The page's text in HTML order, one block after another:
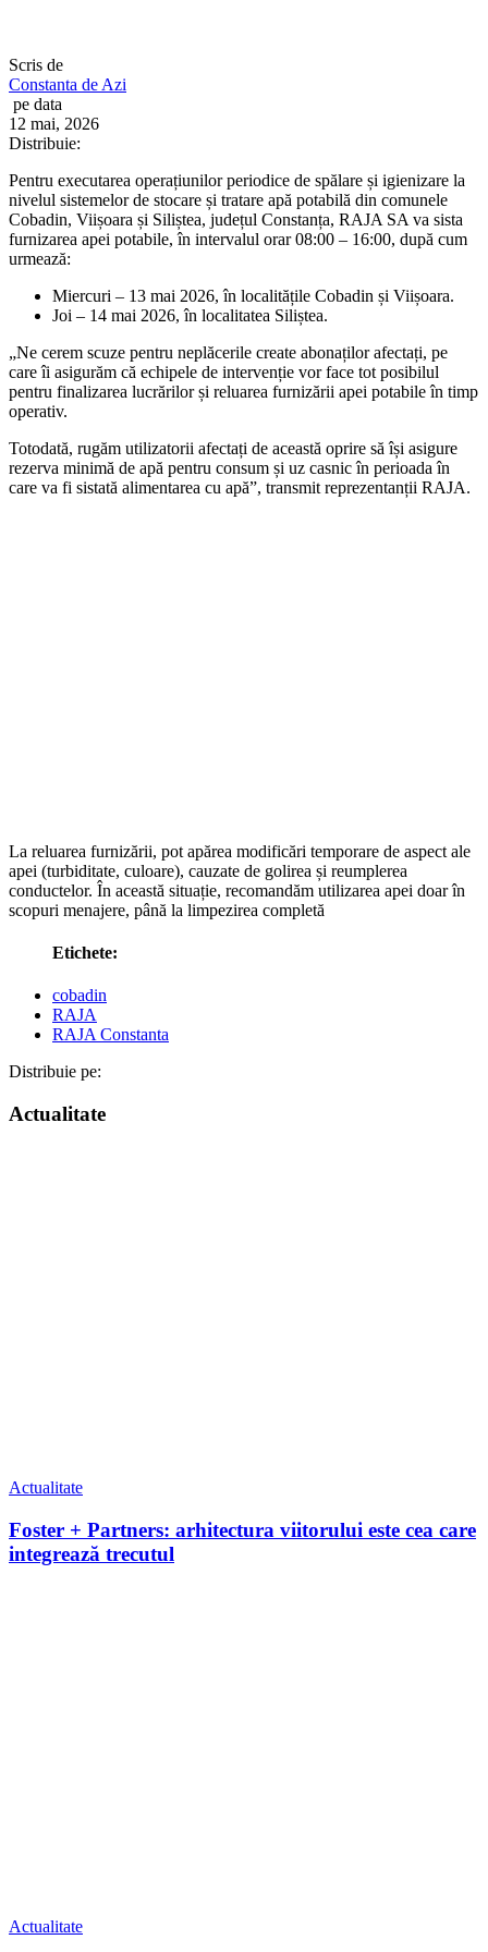
Scris de
Constanta de Azi
pe data
12 mai, 2026
Distribuie:
Pentru executarea operațiunilor periodice de spălare și igienizare la
nivelul sistemelor de stocare și tratare apă potabilă din comunele
Cobadin, Viișoara și Siliștea, județul Constanța, RAJA SA va sista
furnizarea apei potabile, în intervalul orar 08:00 – 16:00, după cum
urmează:
Miercuri – 13 mai 2026, în localitățile Cobadin și Viișoara.
Joi – 14 mai 2026, în localitatea Siliștea.
„Ne cerem scuze pentru neplăcerile create abonaților afectați, pe
care îi asigurăm că echipele de intervenție vor face tot posibilul
pentru finalizarea lucrărilor și reluarea furnizării apei potabile în timp
operativ.
Totodată, rugăm utilizatorii afectați de această oprire să își asigure
rezerva minimă de apă pentru consum și uz casnic în perioada în
care va fi sistată alimentarea cu apă”, transmit reprezentanții RAJA.
La reluarea furnizării, pot apărea modificări temporare de aspect ale
apei (turbiditate, culoare), cauzate de golirea și reumplerea
conductelor. În această situație, recomandăm utilizarea apei doar în
scopuri menajere, până la limpezirea completă
Etichete:
cobadin
RAJA
RAJA Constanta
Distribuie pe:
Actualitate
Actualitate
Foster + Partners: arhitectura viitorului este cea care
integrează trecutul
Actualitate